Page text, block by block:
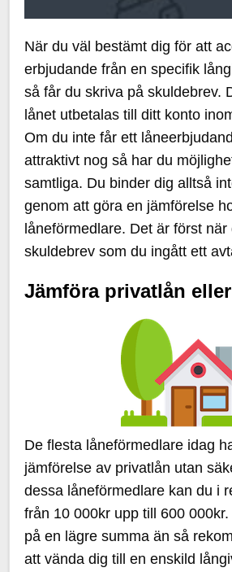
När du väl bestämt dig för att
erbjudande från en specifik
så får du skriva på skuldebrev.
lånet utbetalas till ditt konto
Om du inte får ett
attraktivt nog så har du
samtliga. Du binder dig alltså
genom att göra en jämförelse
låneförmedlare. Det är först när
skuldebrev som du ingått ett
Jämföra privatlån
De flesta låneförmedlare idag
jämförelse av privatlån utan
dessa låneförmedlare kan du i
från 10 000kr upp till 600
på en lägre summa än så
att vända dig till en enskild